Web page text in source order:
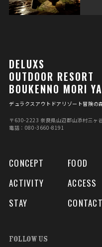
DELUXS
OUTDOOR RESORT
BOUKENNO MORI
デュラクスアウトドアリゾート冒険の
〒630-2223 奈良県⼭辺郡⼭添村三ヶ
電話：080-3660-8191
CONCEPT
ACTIVITY
STAY
FOOD
ACCESS
CONTACT
FOLLOW US